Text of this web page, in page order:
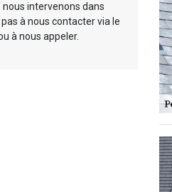
nous intervenons dans
pas à nous contacter via le
à nous appeler.